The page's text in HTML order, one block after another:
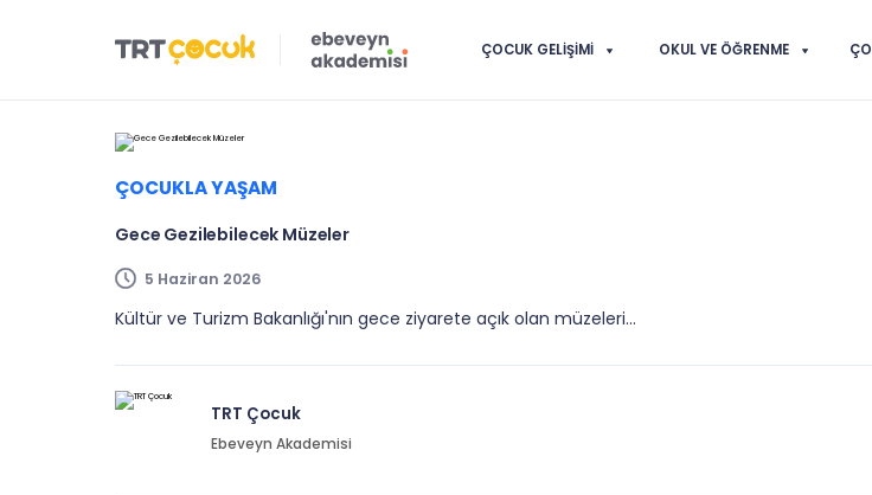
ÇOCUK GELIŞIMI OKUL VE ÖĞRENME
ÇOCUKLA YAŞAM
Gece Gezilebilecek Müzeler
5 Haziran 2026
Kültür ve Turizm Bakanlığı'nın gece ziyarete açık olan müzeleri...
TRT Çocuk
Ebeveyn Akademisi